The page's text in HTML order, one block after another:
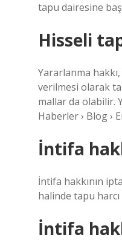
tapu dairesine
Hisseli
Yararlanma
verilmesi olarak
mallar da olabilir.
Haberler › Blog ›
İntifa
İntifa hakkının
halinde tapu harcı
İntifa